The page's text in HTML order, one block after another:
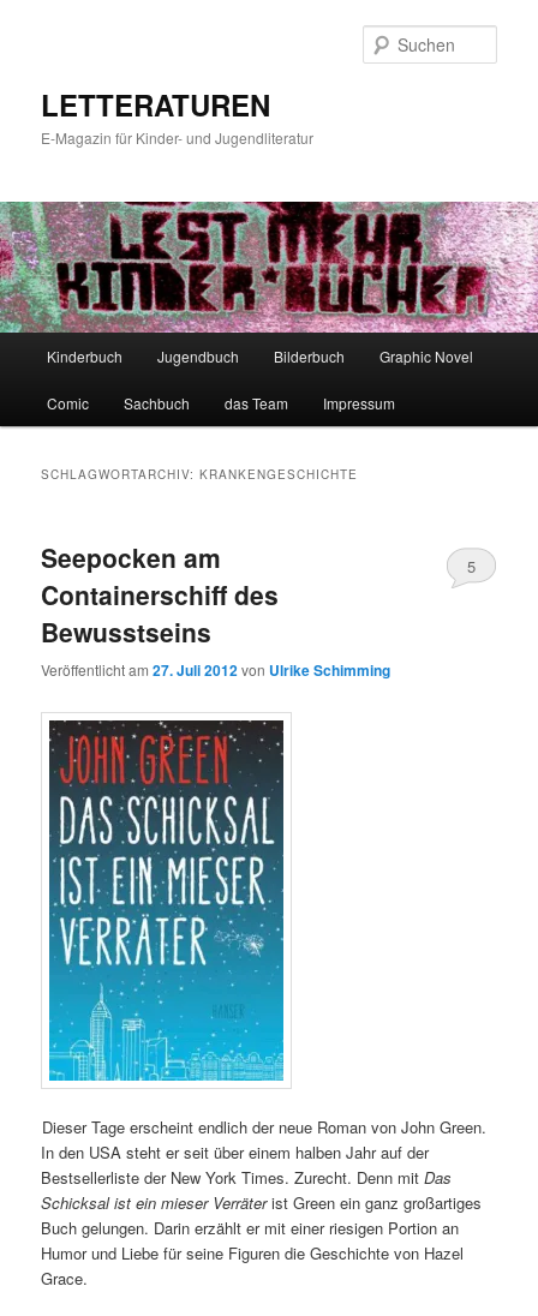
LETTERATUREN
E-Magazin für Kinder- und Jugendliteratur
Kinderbuch Jugendbuch Bilderbuch Graphic Novel
Comic Sachbuch das Team Impressum
SCHLAGWORTARCHIV:KRANKENGESCHICHTE
Seepocken am
Containerschiff des
Bewusstseins
Veröffentlicht am27. Juli 2012von Ulrike Schimming
5
Dieser Tage erscheint endlich der neue Roman von John Green.
In den USA steht er seit über einem halben Jahr auf der
Bestsellerliste der New York Times. Zurecht. Denn mitDas
Schicksal ist ein mieser Verräterist Green ein ganz großartiges
Buch gelungen. Darin erzählt er mit einer riesigen Portion an
Humor und Liebe für seine Figuren die Geschichte von Hazel
Grace.